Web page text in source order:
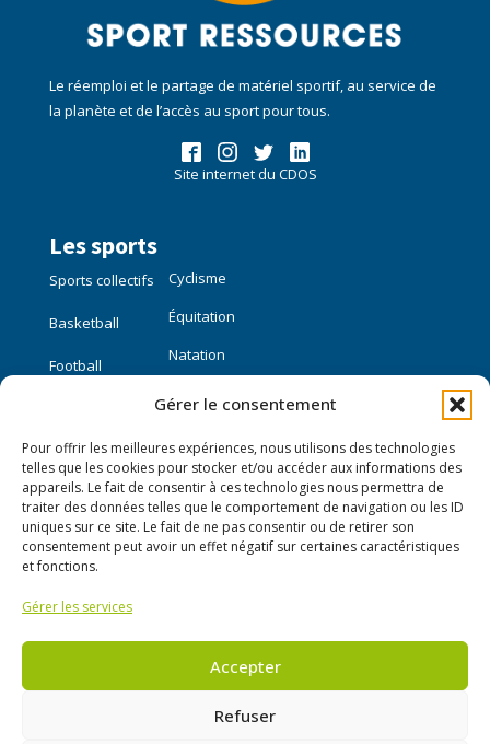
Gérer le consentement
Pour offrir les meilleures expériences, nous utilisons des technologies
telles que les cookies pour stocker et/ou accéder aux informations des
appareils. Le fait de consentir à ces technologies nous permettra de
traiter des données telles que le comportement de navigation ou les ID
uniques sur ce site. Le fait de ne pas consentir ou de retirer son
consentement peut avoir un effet négatif sur certaines caractéristiques
et fonctions.
Gérer les services
Accepter
Refuser
Le réemploi et le partage de matériel sportif, au service de
la planète et de l’accès au sport pour tous.
Site internet du CDOS
Les sports
Sports collectifs
Basketball
Football
Sports individuels
Course à pied
Cyclisme
Équitation
Natation
Liens utiles
Mon compte
Nous contacter